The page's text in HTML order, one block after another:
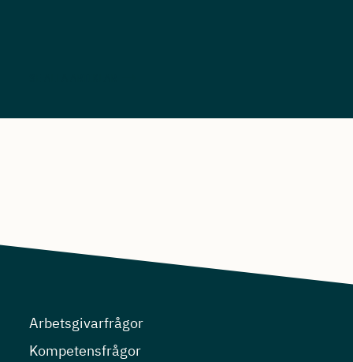
Arbetsgivarfrågor
Kompetensfrågor